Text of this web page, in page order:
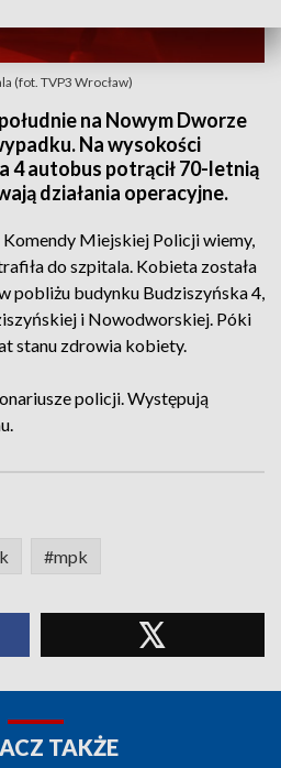
(fot. TVP3 Wrocław)
na Nowym Dworze
Na wysokości
4 autobus potrącił 70-letnią
działania operacyjne.
Miejskiej Policji wiemy,
do szpitala. Kobieta została
pobliżu budynku Budziszyńska 4,
i Nowodworskiej. Póki
stanu zdrowia kobiety.
policji. Występują
#mpk
TAKŻE